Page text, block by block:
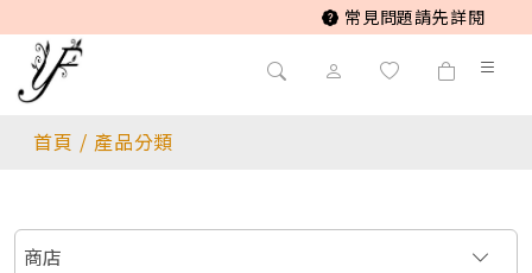
常見問題請先詳閱
首頁 / 產品分類
商店